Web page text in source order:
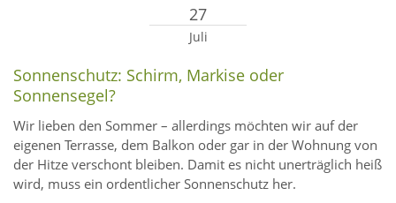
27
Juli
Sonnenschutz: Schirm, Markise oder
Sonnensegel?
Wir lieben den Sommer – allerdings möchten wir auf der
eigenen Terrasse, dem Balkon oder gar in der Wohnung von
der Hitze verschont bleiben. Damit es nicht unerträglich heiß
wird, muss ein ordentlicher Sonnenschutz her.